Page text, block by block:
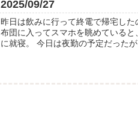
2025/09/27
昨日は飲みに行って終電で帰宅した
布団に入ってスマホを眺めている
に就寝。 今日は夜勤の予定だった